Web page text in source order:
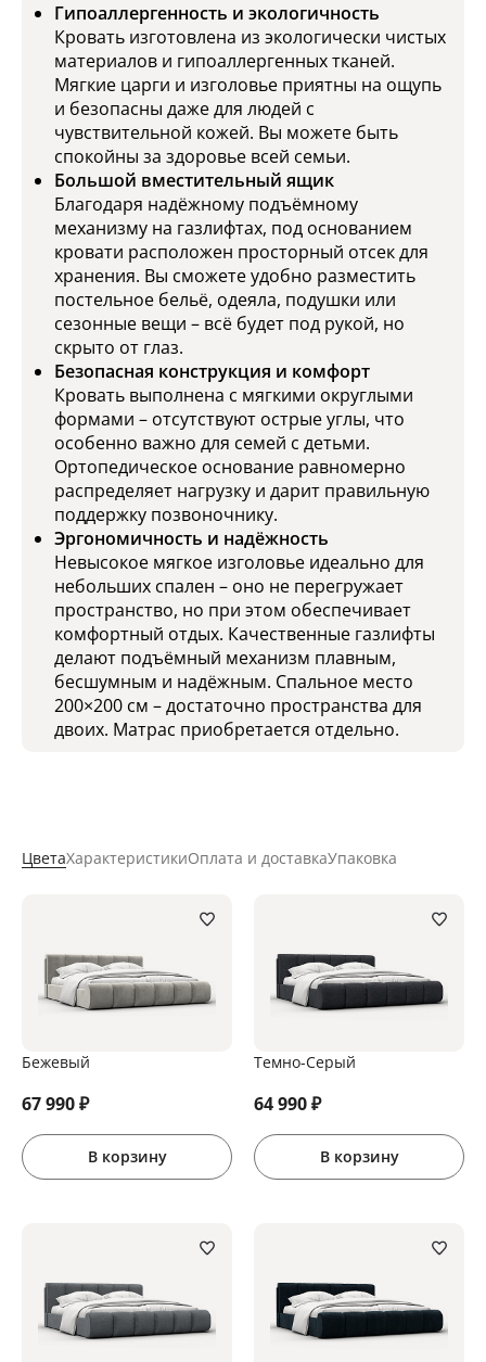
Гипоаллергенность и экологичность
Кровать изготовлена из экологически чистых
материалов и гипоаллергенных тканей.
Мягкие царги и изголовье приятны на ощупь
и безопасны даже для людей с
чувствительной кожей. Вы можете быть
спокойны за здоровье всей семьи.
Большой вместительный ящик
Благодаря надёжному подъёмному
механизму на газлифтах, под основанием
кровати расположен просторный отсек для
хранения. Вы сможете удобно разместить
постельное бельё, одеяла, подушки или
сезонные вещи – всё будет под рукой, но
скрыто от глаз.
Безопасная конструкция и комфорт
Кровать выполнена с мягкими округлыми
формами – отсутствуют острые углы, что
особенно важно для семей с детьми.
Ортопедическое основание равномерно
распределяет нагрузку и дарит правильную
поддержку позвоночнику.
Эргономичность и надёжность
Невысокое мягкое изголовье идеально для
небольших спален – оно не перегружает
пространство, но при этом обеспечивает
комфортный отдых. Качественные газлифты
делают подъёмный механизм плавным,
бесшумным и надёжным. Спальное место
200×200 см – достаточно пространства для
двоих. Матрас приобретается отдельно.
ЦветаХарактеристикиОплата и доставкаУпаковка
Бежевый
67 990₽
В корзину
Темно-Серый
64 990₽
В корзину